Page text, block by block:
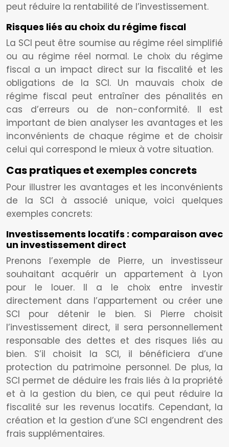
peut réduire la rentabilité de l’investissement.
Risques liés au choix du régime fiscal
La SCI peut être soumise au régime réel simplifié
ou au régime réel normal. Le choix du régime
fiscal a un impact direct sur la fiscalité et les
obligations de la SCI. Un mauvais choix de
régime fiscal peut entraîner des pénalités en
cas d’erreurs ou de non-conformité. Il est
important de bien analyser les avantages et les
inconvénients de chaque régime et de choisir
celui qui correspond le mieux à votre situation.
Cas pratiques et exemples concrets
Pour illustrer les avantages et les inconvénients
de la SCI à associé unique, voici quelques
exemples concrets:
Investissements locatifs : comparaison avec
un investissement direct
Prenons l’exemple de Pierre, un investisseur
souhaitant acquérir un appartement à Lyon
pour le louer. Il a le choix entre investir
directement dans l’appartement ou créer une
SCI pour détenir le bien. Si Pierre choisit
l’investissement direct, il sera personnellement
responsable des dettes et des risques liés au
bien. S’il choisit la SCI, il bénéficiera d’une
protection du patrimoine personnel. De plus, la
SCI permet de déduire les frais liés à la propriété
et à la gestion du bien, ce qui peut réduire la
fiscalité sur les revenus locatifs. Cependant, la
création et la gestion d’une SCI engendrent des
frais supplémentaires.